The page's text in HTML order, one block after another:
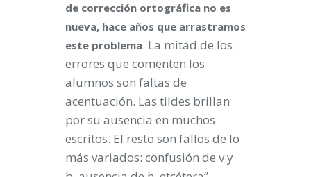
de corrección ortográfica no es
nueva, hace años que arrastramos
este problema. La mitad de los
errores que comenten los
alumnos son faltas de
acentuación. Las tildes brillan
por su ausencia en muchos
escritos. El resto son fallos de lo
más variados: confusión de v y